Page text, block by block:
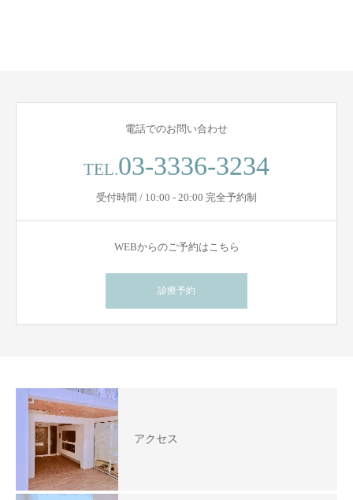
電話でのお問い合わせ
TEL.03-3336-3234
受付時間 / 10:00 - 20:00 完全予約制
WEBからのご予約はこちら
診療予約
アクセス